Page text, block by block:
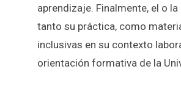
aprendizaje. Finalmente, el o
tanto su práctica, como
inclusivas en su contexto
orientación formativa de la